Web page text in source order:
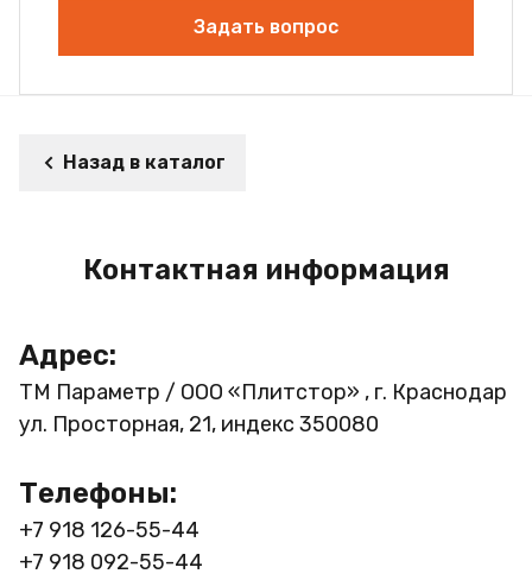
Задать вопрос
Назад в каталог
Контактная информация
Адрес:
ТМ Параметр / ООО «Плитстор» , г. Краснодар
ул. Просторная, 21, индекс 350080
Телефоны:
+7 918 126-55-44
+7 918 092-55-44